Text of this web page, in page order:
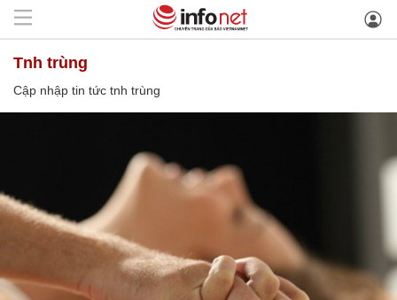
tnh trùng
Cập nhập tin tức tnh trùng